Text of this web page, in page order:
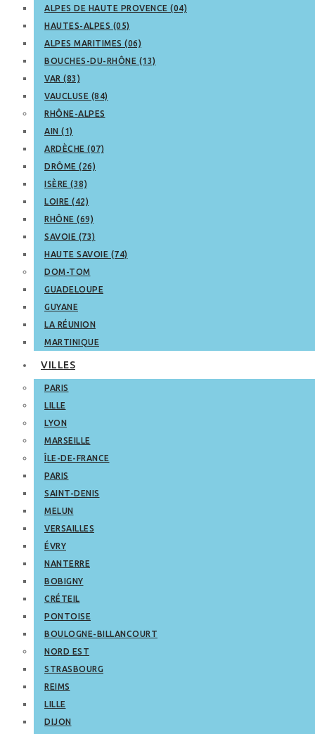
ALPES DE HAUTE PROVENCE (04)
HAUTES-ALPES (05)
ALPES MARITIMES (06)
BOUCHES-DU-RHÔNE (13)
VAR (83)
VAUCLUSE (84)
RHÔNE-ALPES
AIN (1)
ARDÈCHE (07)
DRÔME (26)
ISÈRE (38)
LOIRE (42)
RHÔNE (69)
SAVOIE (73)
HAUTE SAVOIE (74)
DOM-TOM
GUADELOUPE
GUYANE
LA RÉUNION
MARTINIQUE
VILLES
PARIS
LILLE
LYON
MARSEILLE
ÎLE-DE-FRANCE
PARIS
SAINT-DENIS
MELUN
VERSAILLES
ÉVRY
NANTERRE
BOBIGNY
CRÉTEIL
PONTOISE
BOULOGNE-BILLANCOURT
NORD EST
STRASBOURG
REIMS
LILLE
DIJON